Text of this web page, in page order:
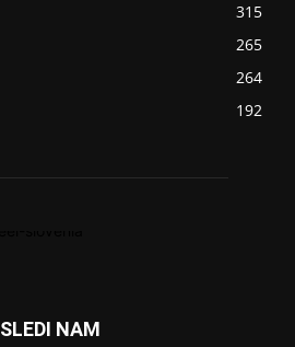
315
265
264
192
SLEDI NAM